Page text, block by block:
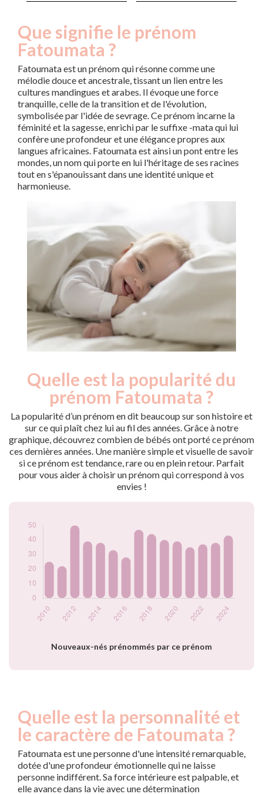
Que signifie le prénom
Fatoumata ?
Fatoumata est un prénom qui résonne comme une
mélodie douce et ancestrale, tissant un lien entre les
cultures mandingues et arabes. Il évoque une force
tranquille, celle de la transition et de l'évolution,
symbolisée par l'idée de sevrage. Ce prénom incarne la
féminité et la sagesse, enrichi par le suffixe -mata qui lui
confère une profondeur et une élégance propres aux
langues africaines. Fatoumata est ainsi un pont entre les
mondes, un nom qui porte en lui l'héritage de ses racines
tout en s'épanouissant dans une identité unique et
harmonieuse.
Quelle est la popularité du
prénom Fatoumata ?
La popularité d’un prénom en dit beaucoup sur son histoire et
sur ce qui plaît chez lui au fil des années. Grâce à notre
graphique, découvrez combien de bébés ont porté ce prénom
ces dernières années. Une manière simple et visuelle de savoir
si ce prénom est tendance, rare ou en plein retour. Parfait
pour vous aider à choisir un prénom qui correspond à vos
envies !
Nouveaux-nés prénommés par ce prénom
Popularité du
Année
Nouveaux-
nés
2010
25
2011
22
2012
50
2013
39
2014
38
2015
33
2019
2020
2021
2022
2023
43
Quelle est la personnalité et
le caractère de Fatoumata ?
Fatoumata est une personne d'une intensité remarquable,
dotée d'une profondeur émotionnelle qui ne laisse
personne indifférent. Sa force intérieure est palpable, et
elle avance dans la vie avec une détermination